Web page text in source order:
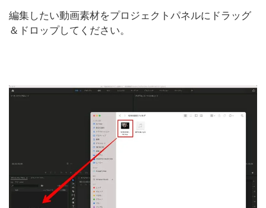
編集したい動画素材をプロジェクトパネルにドラッグ
＆ドロップしてください。